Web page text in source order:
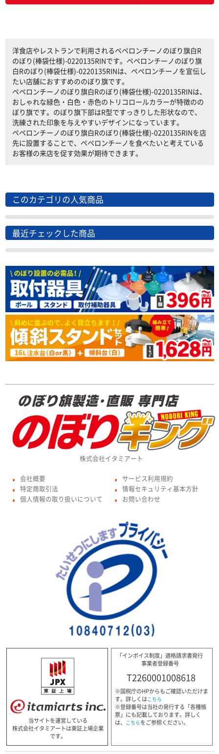
洋食店やレストランで利用されるペペロンチーノのぼり旗白R
のぼり(棒袋仕様)-0220135RINです。ペペロンチーノのぼり旗
白Rのぼり(棒袋仕様)-0220135RINは、ペペロンチーノを宣伝し
たい店舗におすすめののぼり旗です。
ペペロンチーノのぼり旗白Rのぼり(棒袋仕様)-0220135RINは、
おしゃれな緑色・白色・赤色のトリコロールカラーが特徴のの
ぼり旗です。のぼり旗下部はR型ですっきりした形状なので、
洗練された印象を与えやすいデザインになっています。
ペペロンチーノのぼり旗白Rのぼり(棒袋仕様)-0220135RINを店
先に設置することで、ペペロンチーノを食べたいと考えている
お客様の来店を促す効果が期待できます。
このカテゴリの人気商品
最近チェックした商品
株式会社イタミアート
● 会社概要
● 特定商取引法
● 個人情報の取り扱いについて
● サービス利用規約
● 情報セキュリティ基本方針
● お問い合わせ
当サイトを運営している
株式会社イタミアートは東証上場企業
です。
「インボイス制度」適格請求書発行
事業者登録番号
T2260001008618
※国税庁のHPからもご確認いただけま
す。詳しくはこちら
※登録番号は当社の発行する「各種帳
票」にも記載しております。詳しく
は、 こちらをご参照ください。